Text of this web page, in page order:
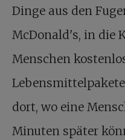
Dinge aus den
McDonald's, in die
Menschen
dort, wo eine
Minuten später